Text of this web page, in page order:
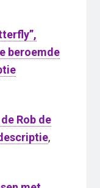
beroemde
Rob de
,